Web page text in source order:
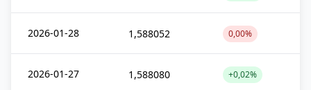
2026-01-28 1,588052 0,00%
2026-01-27 1,588080 +0,02%